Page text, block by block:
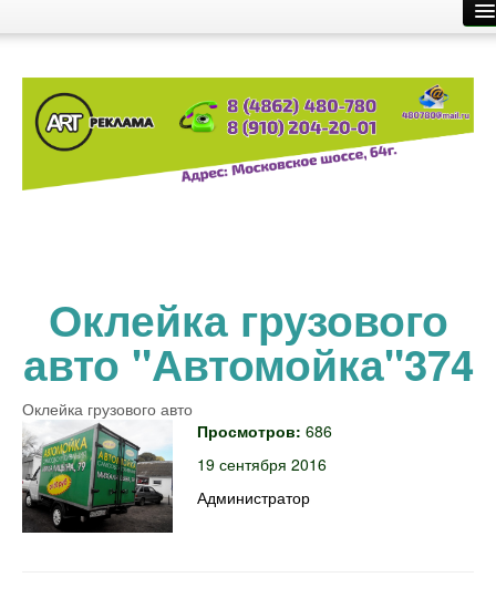
Размещение рекламы
О компании Контакты
Оклейка грузового
авто "Автомойка"374
Оклейка грузового авто
Просмотров: 686
19 сентября 2016
Администратор